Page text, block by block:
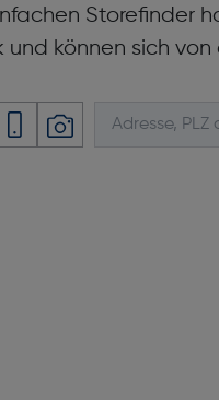
Storefinder
und können sich